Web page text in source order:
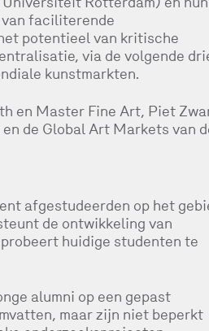
van faciliterende
potentieel van kritische
via de volgende
kunstmarkten.
en Master Fine Art, Piet
de Global Art Markets van
afgestudeerden op het
de ontwikkeling van
huidige studenten te
alumni op een gepast
maar zijn niet beperkt